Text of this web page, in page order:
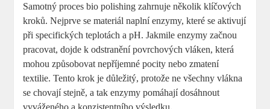
Samotný proces bio polishing zahrnuje několik klíčových
kroků. Nejprve se materiál naplní enzymy, které se aktivují
při specifických teplotách a pH. Jakmile enzymy začnou
pracovat, dojde k odstranění povrchových vláken, která
mohou způsobovat nepříjemné pocity nebo zmatení
textilie. Tento krok je důležitý, protože ne všechny vlákna
se chovají stejně, a tak enzymy pomáhají dosáhnout